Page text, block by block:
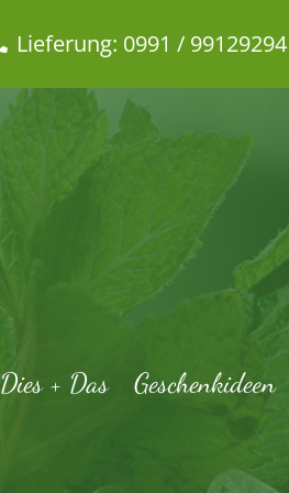
Lieferung: 0991 / 99129294
Dies + Das Geschenkideen